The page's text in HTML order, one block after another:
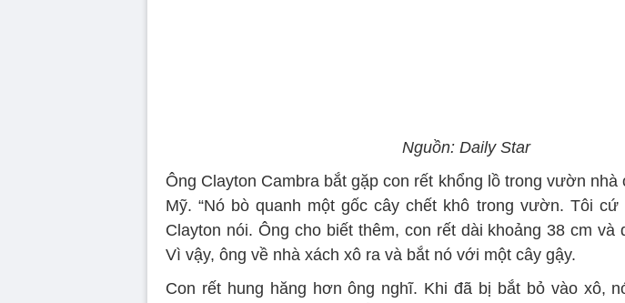
Nguồn: Daily Star
Ông Clayton Cambra bắt gặp con rết khổng lồ trong vườn nhà
Mỹ. “Nó bò quanh một gốc cây chết khô trong vườn. Tôi cứ
Clayton nói. Ông cho biết thêm, con rết dài khoảng 38 cm và
Vì vậy, ông về nhà xách xô ra và bắt nó với một cây gậy.
Con rết hung hăng hơn ông nghĩ. Khi đã bị bắt bỏ vào xô,